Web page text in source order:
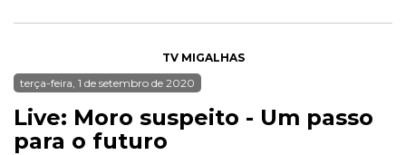
TV MIGALHAS
terça-feira, 1 de setembro de 2020
Live: Moro suspeito - Um passo
para o futuro